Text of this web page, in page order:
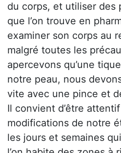
du corps, et utiliser des
que l’on trouve en
examiner son corps au
malgré toutes les
apercevons qu’une
notre peau, nous
vite avec une pince et
Il convient d’être
modifications de notre
les jours et semaines